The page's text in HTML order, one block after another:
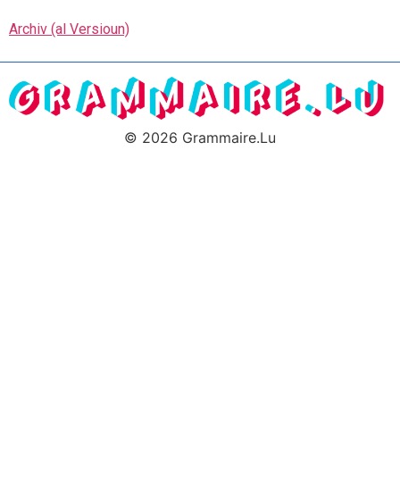
Archiv (al Versioun)
© 2026 Grammaire.Lu